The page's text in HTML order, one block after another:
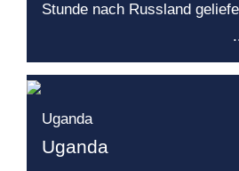
Stunde nach Russland
Uganda
Uganda